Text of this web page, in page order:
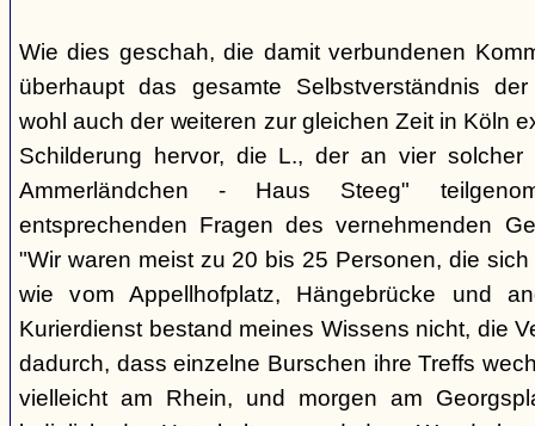
Wie dies geschah, die damit verbundenen
überhaupt das gesamte Selbstverständnis
wohl auch der weiteren zur gleichen Zeit in Köln
Schilderung hervor, die L., der an vier
Ammerländchen - Haus Steeg"
entsprechenden Fragen des vernehmenden
"Wir waren meist zu 20 bis 25 Personen, die
wie vom Appellhofplatz, Hängebrücke und
Kurierdienst bestand meines Wissens nicht, die
dadurch, dass einzelne Burschen ihre Treffs
vielleicht am Rhein, und morgen am